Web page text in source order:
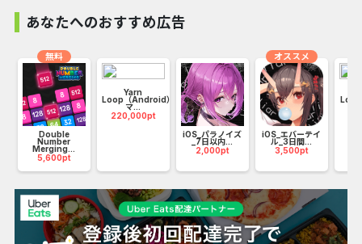
あなたへのおすすめ広告
Double
Number
Merging...
5,600pt
無料
Yarn
Loop（Android）
マ...
220,000pt
iOS_パラノイズ
_7日以内...
2,000pt
iOS_エバーテイ
ル_3日間...
3,500pt
オススメ
Loop